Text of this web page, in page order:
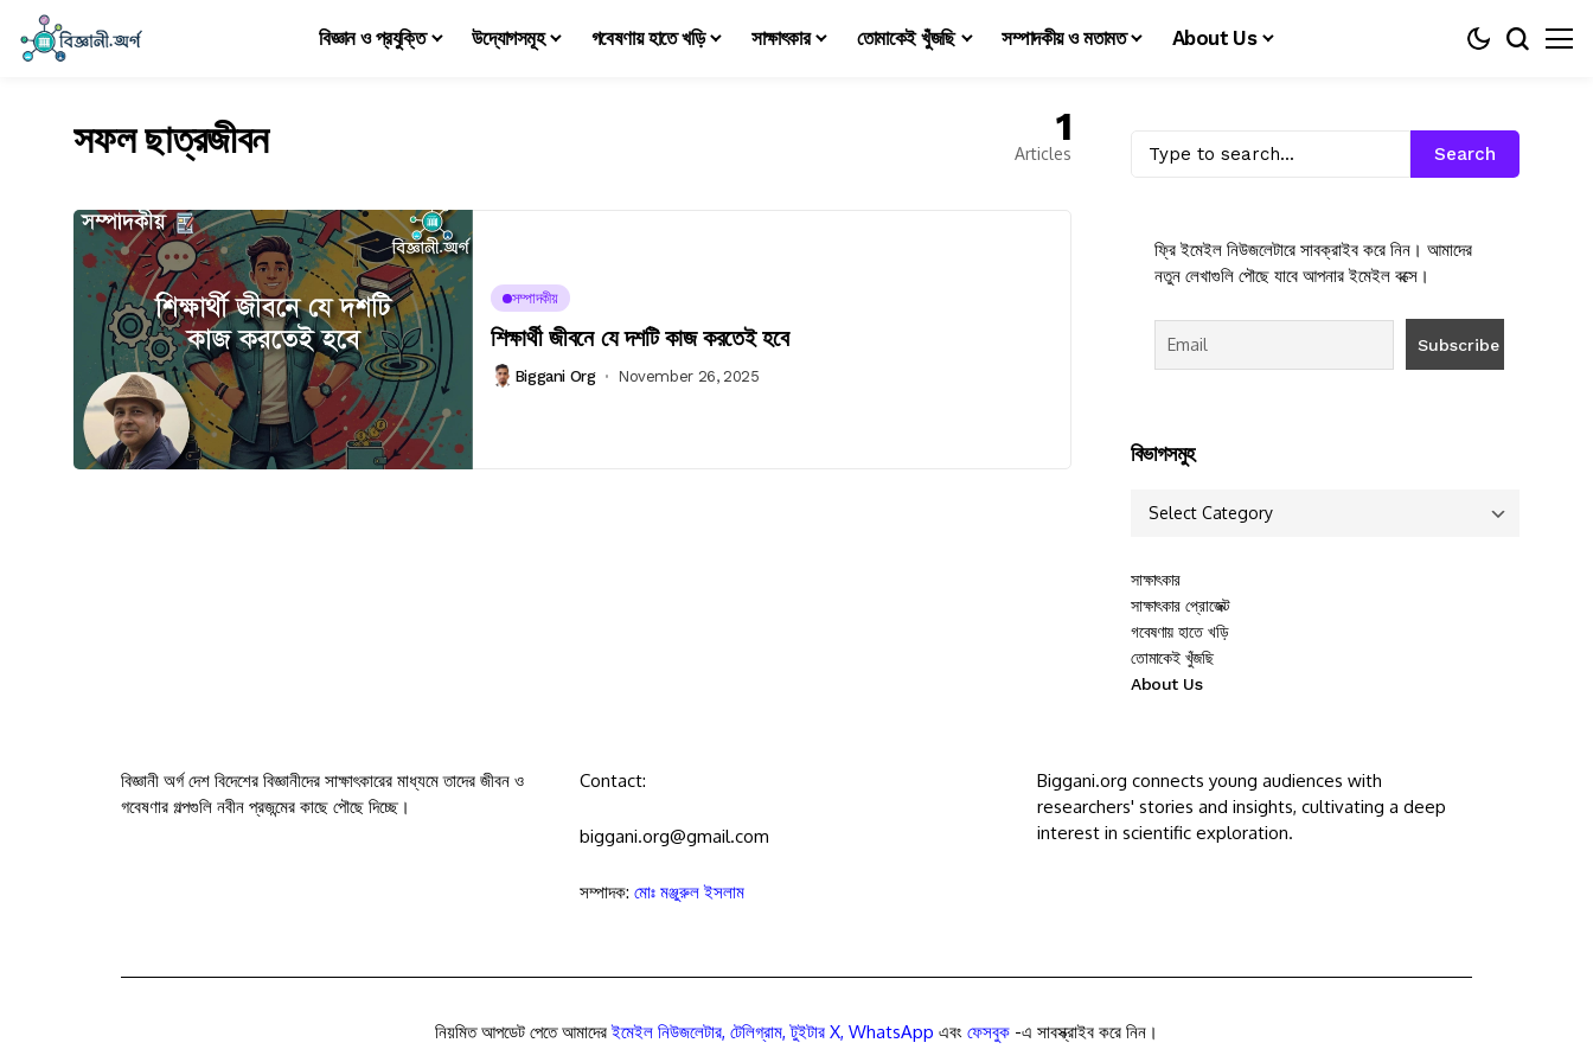
বিজ্ঞান ও প্রযুক্তি উদ্যোগসমূহ গবেষণায় হাতে খড়ি সাক্ষাৎকার তোমাকেই খুঁজছি সম্পাদকীয় ও মতামত About Us
সফল ছাত্রজীবন 1
Articles
সম্পাদকীয়
শিক্ষার্থী জীবনে যে দশটি কাজ করতেই হবে
Biggani Org November 26, 2025
Search
ফ্রি ইমেইল নিউজলেটারে সাবক্রাইব করে নিন। আমাদের
নতুন লেখাগুলি পৌছে যাবে আপনার ইমেইল বক্সে।
বিভাগসমুহ
সাক্ষাৎকার
সাক্ষাৎকার প্রোজেক্ট
গবেষণায় হাতে খড়ি
তোমাকেই খুঁজছি
About Us
বিজ্ঞানী অর্গ দেশ বিদেশের বিজ্ঞানীদের সাক্ষাৎকারের মাধ্যমে তাদের জীবন ও
গবেষণার গল্পগুলি নবীন প্রজন্মের কাছে পৌছে দিচ্ছে।
Contact:
biggani.org@gmail.com
সম্পাদক: মোঃ মঞ্জুরুল ইসলাম
Biggani.org connects young audiences with
researchers' stories and insights, cultivating a deep
interest in scientific exploration.
নিয়মিত আপডেট পেতে আমাদেরইমেইল নিউজলেটার, টেলিগ্রাম,টুইটার X, WhatsApp এবং ফেসবুক -এ সাবস্ক্রাইব করে নিন।